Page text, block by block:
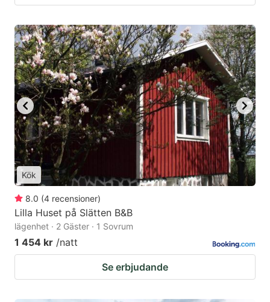
Kök
8.0 (4 recensioner)
Lilla Huset på Slätten B&B
lägenhet · 2 Gäster · 1 Sovrum
1 454 kr /natt
Se erbjudande